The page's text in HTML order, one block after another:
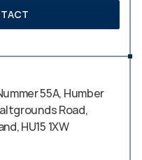
55A, Humber
Road,
HU15 1XW